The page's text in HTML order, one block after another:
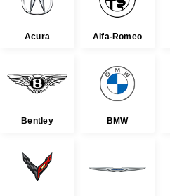
Acura Alfa-Romeo
Bentley BMW